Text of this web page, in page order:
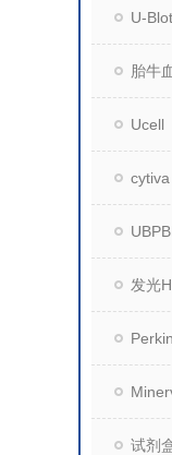
U-Blot
胎牛
Ucell
cytiva
发光
试剂